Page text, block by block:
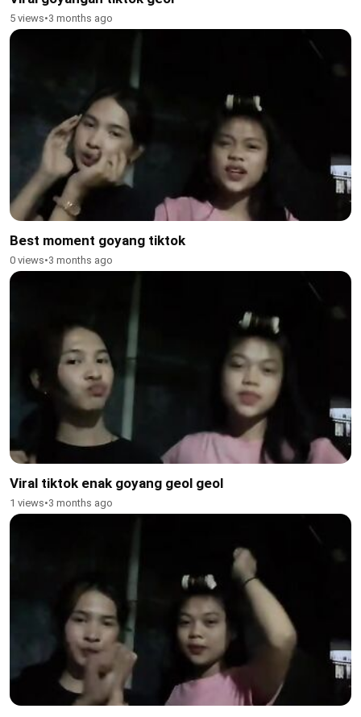
5 views•3 months ago
Best moment goyang tiktok
0 views•3 months ago
Viral tiktok enak goyang geol geol
1 views•3 months ago